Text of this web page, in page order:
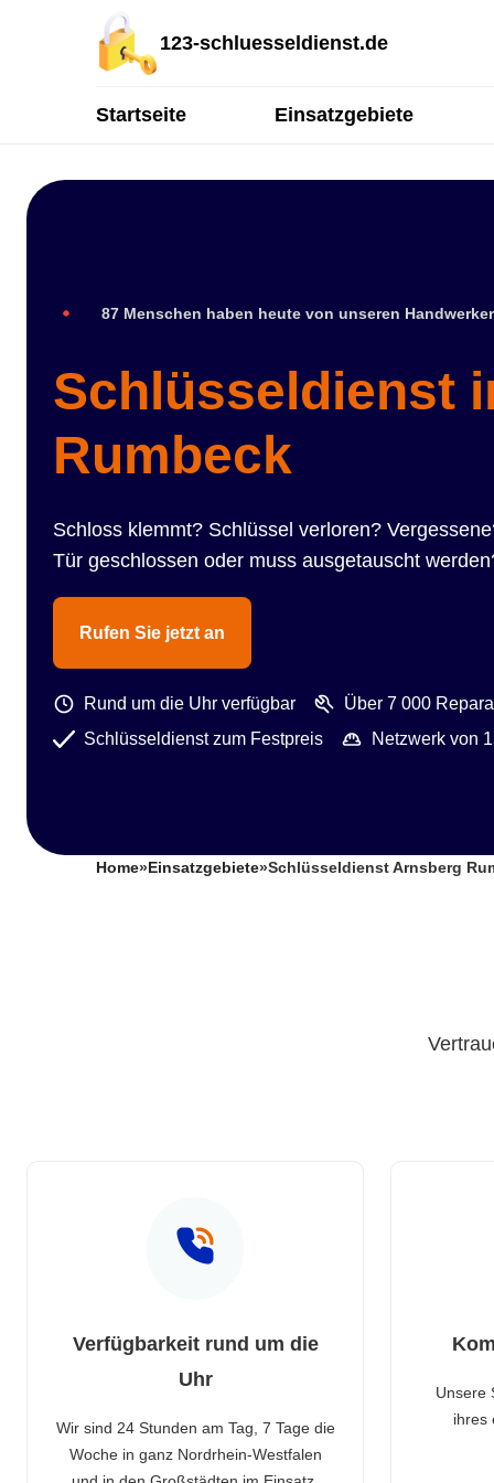
123-schluesseldienst.de
Startseite Einsatzgebiete
87 Menschen haben heute von unseren
Schlüsseldienst
Rumbeck
Schloss klemmt? Schlüssel verloren?
Tür geschlossen oder muss ausgetauscht
Rufen Sie jetzt an
Rund um die Uhr verfügbar
Über 7 000
Schlüsseldienst zum Festpreis
Netzwerk von
Home» Einsatzgebiete»Schlüsseldienst Arnsberg
Verfügbarkeit rund um die
Uhr
Wir sind 24 Stunden am Tag, 7 Tage die
Woche in ganz Nordrhein-Westfalen
Unsere
ihres